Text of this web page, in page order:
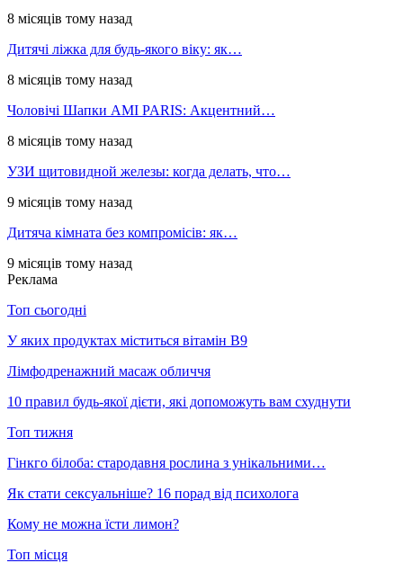
8 місяців тому назад
Дитячі ліжка для будь-якого віку: як…
8 місяців тому назад
Чоловічі Шапки AMI PARIS: Акцентний…
8 місяців тому назад
УЗИ щитовидной железы: когда делать, что…
9 місяців тому назад
Дитяча кімната без компромісів: як…
9 місяців тому назад
Реклама
Топ сьогодні
У яких продуктах міститься вітамін В9
Лімфодренажний масаж обличчя
10 правил будь-якої дієти, які допоможуть вам схуднути
Топ тижня
Гінкго білоба: стародавня рослина з унікальними…
Як стати сексуальніше? 16 порад від психолога
Кому не можна їсти лимон?
Топ місця